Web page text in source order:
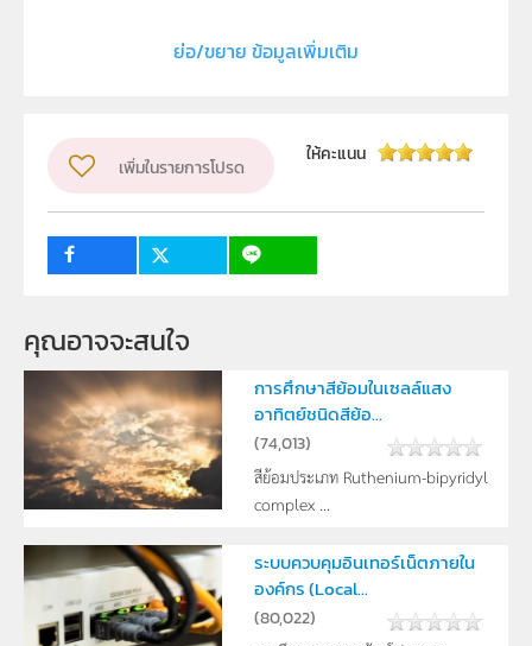
ภาควิชาเคมี คณะวิทยาศาสตร์ มหาวิทยาลัยมหิดล
ระดับชั้น
ม.4, ม.5, ม.6
ย่อ/ขยาย ข้อมูลเพิ่มเติม
เพิ่มในรายการโปรด
ให้คะแนน
คุณอาจจะสนใจ
การศึกษาสีย้อมในเซลล์แสง
อาทิตย์ชนิดสีย้อ...
(74,013)
สีย้อมประเภท Ruthenium-bipyridyl
complex ...
ระบบควบคุมอินเทอร์เน็ตภายใน
องค์กร (Local...
(80,022)